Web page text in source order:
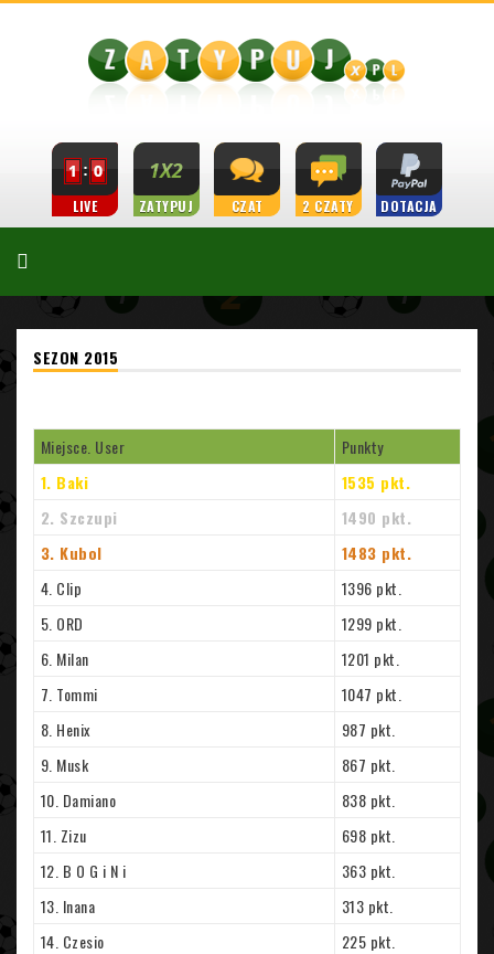
LIVE ZATYPUJ CZAT 2 CZATY DOTACJA
SEZON 2015
Miejsce. User
Punkty
1. Baki
1535 pkt.
2. Szczupi
1490 pkt.
3. Kubol
1483 pkt.
4. Clip
1396 pkt.
5. ORD
1299 pkt.
6. Milan
1201 pkt.
7. Tommi
1047 pkt.
8. Henix
987 pkt.
9. Musk
867 pkt.
10. Damiano
838 pkt.
11. Zizu
698 pkt.
12. B O G i N i
363 pkt.
13. Inana
313 pkt.
14. Czesio
225 pkt.